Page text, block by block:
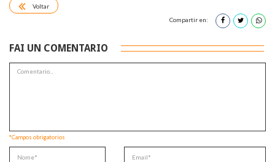
Voltar
Compartir en:
FAI UN COMENTARIO
*Campos obrigatorios